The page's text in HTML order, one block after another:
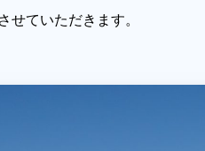
せていただきます。